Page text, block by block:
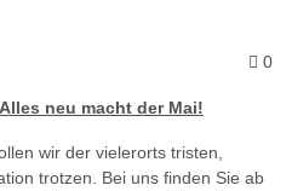
0
neu macht der Mai!
wir der vielerorts tristen,
trotzen. Bei uns finden Sie ab